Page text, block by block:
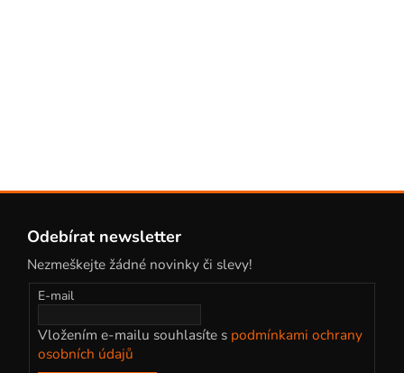
Odebírat newsletter
Nezmeškejte žádné novinky či slevy!
E-mail
Vložením e-mailu souhlasíte s podmínkami ochrany
osobních údajů